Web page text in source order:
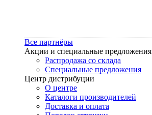
Все партнёры
Акции и специальные предложения
Распродажа со склада
Специальные предложения
Центр дистрибуции
О центре
Каталоги производителей
Доставка и оплата